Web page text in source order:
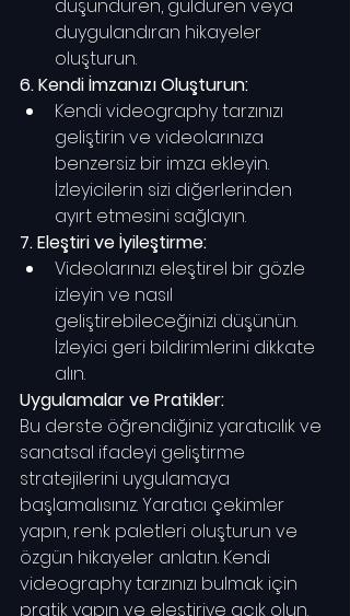
düşündüren, güldüren veya
duygulandıran hikayeler
oluşturun.
6. Kendi İmzanızı Oluşturun:
Kendi videography tarzınızı
geliştirin ve videolarınıza
benzersiz bir imza ekleyin.
İzleyicilerin sizi diğerlerinden
ayırt etmesini sağlayın.
7. Eleştiri ve İyileştirme:
Videolarınızı eleştirel bir gözle
izleyin ve nasıl
geliştirebileceğinizi düşünün.
İzleyici geri bildirimlerini dikkate
alın.
Uygulamalar ve Pratikler:
Bu derste öğrendiğiniz yaratıcılık ve
sanatsal ifadeyi geliştirme
stratejilerini uygulamaya
başlamalısınız. Yaratıcı çekimler
yapın, renk paletleri oluşturun ve
özgün hikayeler anlatın. Kendi
videography tarzınızı bulmak için
pratik yapın ve eleştiriye açık olun.